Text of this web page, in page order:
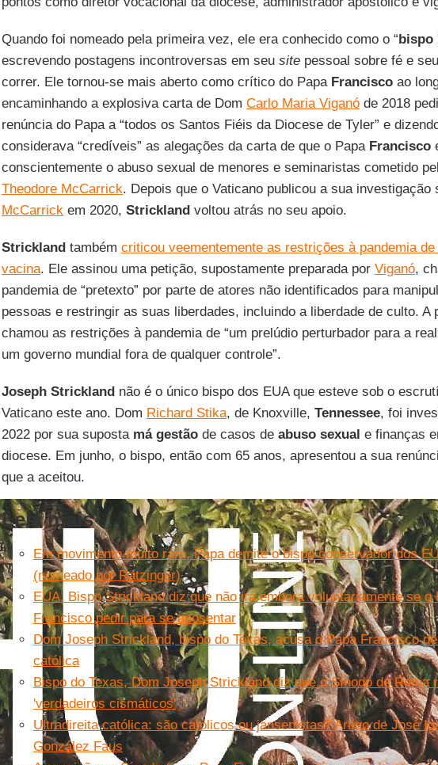
Quando foi nomeado pela primeira vez, ele era conhecido como o “bispo
escrevendo postagens incontroversas em seu sitepessoal sobre fé e seu
correr. Ele tornou-se mais aberto como crítico do PapaFranciscoao
encaminhando a explosiva carta de Dom Carlo Maria Viganóde 2018
renúncia do Papa a “todos os Santos Fiéis da Diocese de Tyler” e
considerava “credíveis” as alegações da carta de que o Papa Francisco
conscientemente o abuso sexual de menores e seminaristas cometido
Theodore McCarrick. Depois que o Vaticano publicou a sua investigação
McCarrickem 2020, Stricklandvoltou atrás no seu apoio.
Stricklandtambém criticou veementemente as restrições à pandemia
vacina. Ele assinou uma petição, supostamente preparada por Viganó,
pandemia de “pretexto” por parte de atores não identificados para
pessoas e restringir as suas liberdades, incluindo a liberdade de culto. A
chamou as restrições à pandemia de “um prelúdio perturbador para a
um governo mundial fora de qualquer controle”.
Joseph Stricklandnão é o único bispo dos EUA que esteve sob o
Vaticano este ano. Dom Richard Stika, de Knoxville, Tennessee, foi
2022 por sua suposta má gestãode casos de abuso sexual e finanças
diocese. Em junho, o bispo, então com 65 anos, apresentou a sua
que a aceitou.
Leia mais
Em movimento muito raro, Papa demite o bispo conservador dos
(nomeado por Ratzinger)
EUA. Bispo Strickland diz que não irá embora voluntariamente se o
Francisco pedir para se aposentar
Dom Joseph Strickland, bispo do Texas, acusa o Papa Francisco
católica
Bispo do Texas, Dom Joseph Strickland diz que o Sínodo de Roma
'verdadeiros cismáticos'
Ultradireita católica: são católicos ou jansenistas? Artigo de José
González Faus